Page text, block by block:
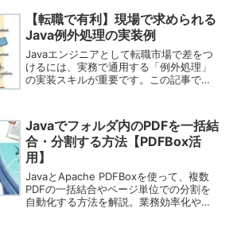
【転職で有利】現場で求められる
Java例外処理の実装例
Javaエンジニアとして転職市場で差をつ
けるには、実務で通用する「例外処理」
の実装スキルが重要です。この記事で
Javaでフォルダ内のPDFを一括結
合・分割する方法【PDFBox活
用】
JavaとApache PDFBoxを使って、複数
PDFの一括結合やページ単位での分割を
自動化する方法を解説。業務効率化や帳